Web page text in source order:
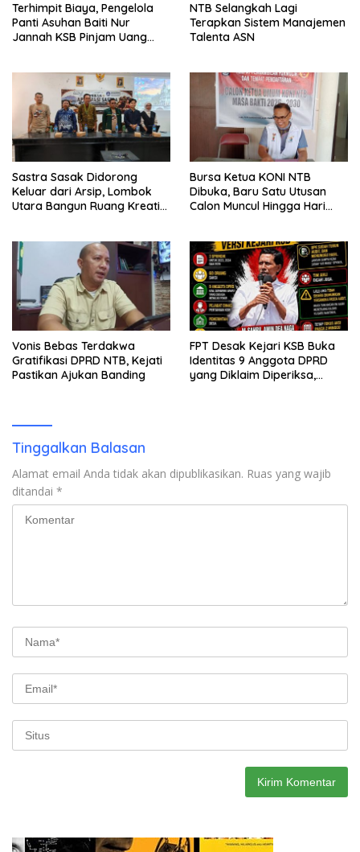
Terhimpit Biaya, Pengelola
Panti Asuhan Baiti Nur
Jannah KSB Pinjam Uang
Kunjung Tuntas
NTB Selangkah Lagi
Terapkan Sistem Manajemen
Talenta ASN
Sastra Sasak Didorong
Keluar dari Arsip, Lombok
Utara Bangun Ruang Kreatif
Bursa Ketua KONI NTB
Dibuka, Baru Satu Utusan
Calon Muncul Hingga Hari
Vonis Bebas Terdakwa
Gratifikasi DPRD NTB, Kejati
Pastikan Ajukan Banding
FPT Desak Kejari KSB Buka
Identitas 9 Anggota DPRD
yang Diklaim Diperiksa,
Tinggalkan Balasan
Alamat email Anda tidak akan dipublikasikan. Ruas yang wajib
ditandai *